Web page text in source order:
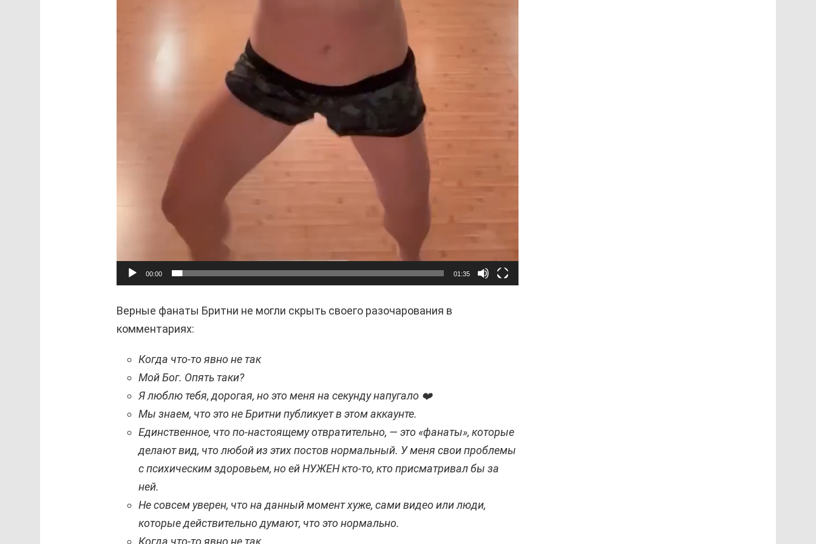
00:00 01:35
Верные фанаты Бритни не могли скрыть своего разочарования в
комментариях:
Когда что-то явно не так
Мой Бог. Опять таки?
Я люблю тебя, дорогая, но это меня на секунду напугало ❤️
Мы знаем, что это не Бритни публикует в этом аккаунте.
Единственное, что по-настоящему отвратительно, — это «фанаты», которые
делают вид, что любой из этих постов нормальный. У меня свои проблемы
с психическим здоровьем, но ей НУЖЕН кто-то, кто присматривал бы за
ней.
Не совсем уверен, что на данный момент хуже, сами видео или люди,
которые действительно думают, что это нормально.